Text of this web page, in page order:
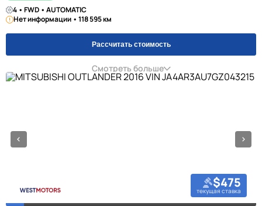
4 • FWD • AUTOMATIC
Нет информации • 118 595 км
Рассчитать стоимость
Смотреть больше
$475
текущая ставка